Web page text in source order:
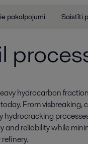
pakalpojumi Saistīti
hydrocarbon
From visbreaking,
hydrocracking
and reliability while